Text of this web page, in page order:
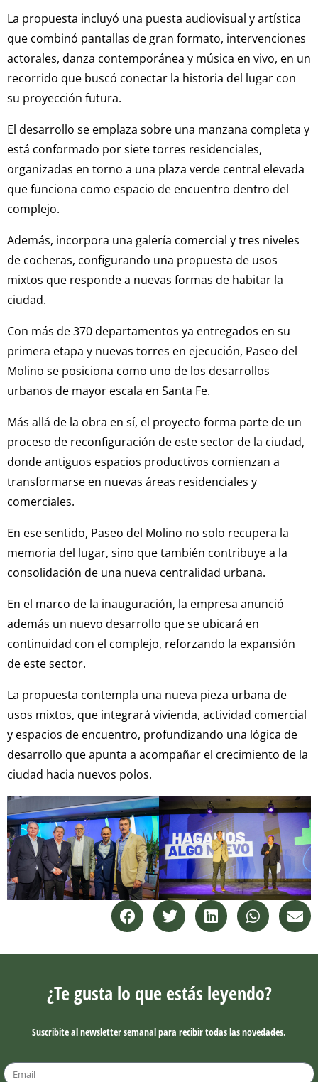
La propuesta incluyó una puesta audiovisual y artística
que combinó pantallas de gran formato, intervenciones
actorales, danza contemporánea y música en vivo, en un
recorrido que buscó conectar la historia del lugar con
su proyección futura.
El desarrollo se emplaza sobre una manzana completa y
está conformado por siete torres residenciales,
organizadas en torno a una plaza verde central elevada
que funciona como espacio de encuentro dentro del
complejo.
Además, incorpora una galería comercial y tres niveles
de cocheras, configurando una propuesta de usos
mixtos que responde a nuevas formas de habitar la
ciudad.
Con más de 370 departamentos ya entregados en su
primera etapa y nuevas torres en ejecución, Paseo del
Molino se posiciona como uno de los desarrollos
urbanos de mayor escala en Santa Fe.
Más allá de la obra en sí, el proyecto forma parte de un
proceso de reconfiguración de este sector de la ciudad,
donde antiguos espacios productivos comienzan a
transformarse en nuevas áreas residenciales y
comerciales.
En ese sentido, Paseo del Molino no solo recupera la
memoria del lugar, sino que también contribuye a la
consolidación de una nueva centralidad urbana.
En el marco de la inauguración, la empresa anunció
además un nuevo desarrollo que se ubicará en
continuidad con el complejo, reforzando la expansión
de este sector.
La propuesta contempla una nueva pieza urbana de
usos mixtos, que integrará vivienda, actividad comercial
y espacios de encuentro, profundizando una lógica de
desarrollo que apunta a acompañar el crecimiento de la
ciudad hacia nuevos polos.
¿Te gusta lo que estás leyendo?
Suscribite al newsletter semanal para recibir todas las novedades.